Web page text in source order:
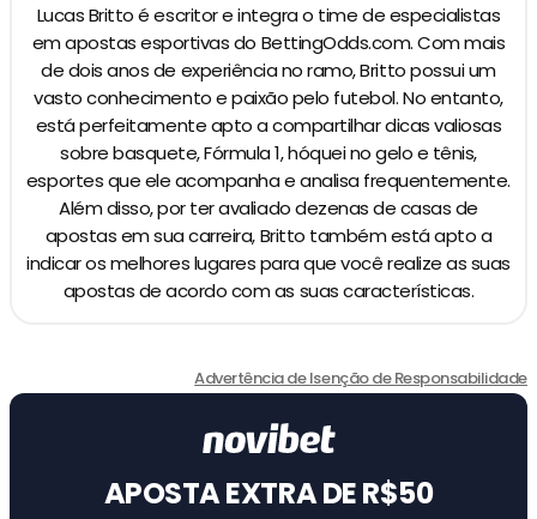
Lucas Britto é escritor e integra o time de especialistas
em apostas esportivas do BettingOdds.com. Com mais
de dois anos de experiência no ramo, Britto possui um
vasto conhecimento e paixão pelo futebol. No entanto,
está perfeitamente apto a compartilhar dicas valiosas
sobre basquete, Fórmula 1, hóquei no gelo e tênis,
esportes que ele acompanha e analisa frequentemente.
Além disso, por ter avaliado dezenas de casas de
apostas em sua carreira, Britto também está apto a
indicar os melhores lugares para que você realize as suas
apostas de acordo com as suas características.
Advertência de Isenção de Responsabilidade
APOSTA EXTRA DE R$50